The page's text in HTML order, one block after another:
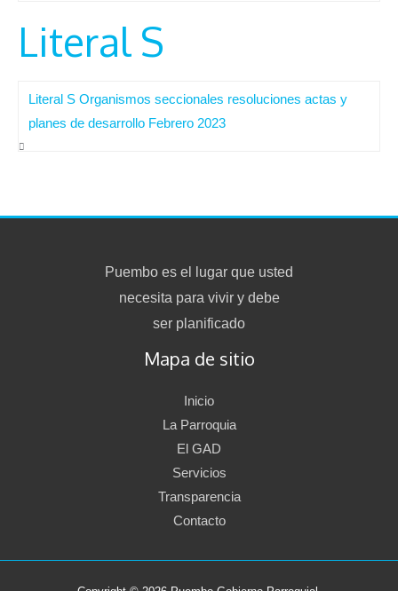
Literal S
Literal S Organismos seccionales resoluciones actas y
planes de desarrollo Febrero 2023
Puembo es el lugar que usted
necesita para vivir y debe
ser planificado
Mapa de sitio
Inicio
La Parroquia
El GAD
Servicios
Transparencia
Contacto